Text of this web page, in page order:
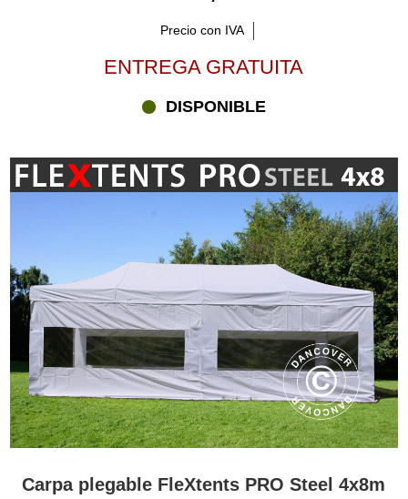
Precio con IVA
ENTREGA GRATUITA
DISPONIBLE
Carpa plegable FleXtents PRO Steel 4x8m